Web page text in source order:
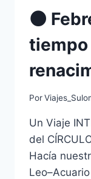
🌑
Por
Un Viaje
del
Hacía